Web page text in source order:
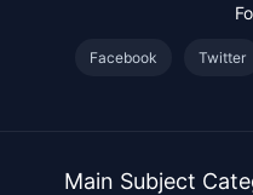
Facebook Twitter
Main Subject